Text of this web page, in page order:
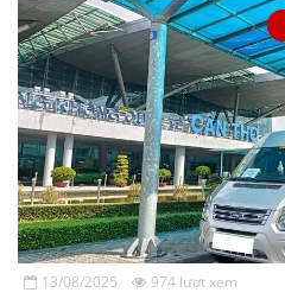
13/08/2025 974 lượt xem